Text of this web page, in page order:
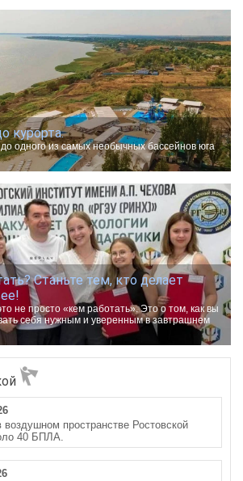
курорта.
до одного из самых необычных бассейнов юга
Станьте тем, кто делает
не просто «кем работать». Это о том, как вы
себя нужным и уверенным в завтрашнем
воздушном пространстве Ростовской
40 БПЛА.